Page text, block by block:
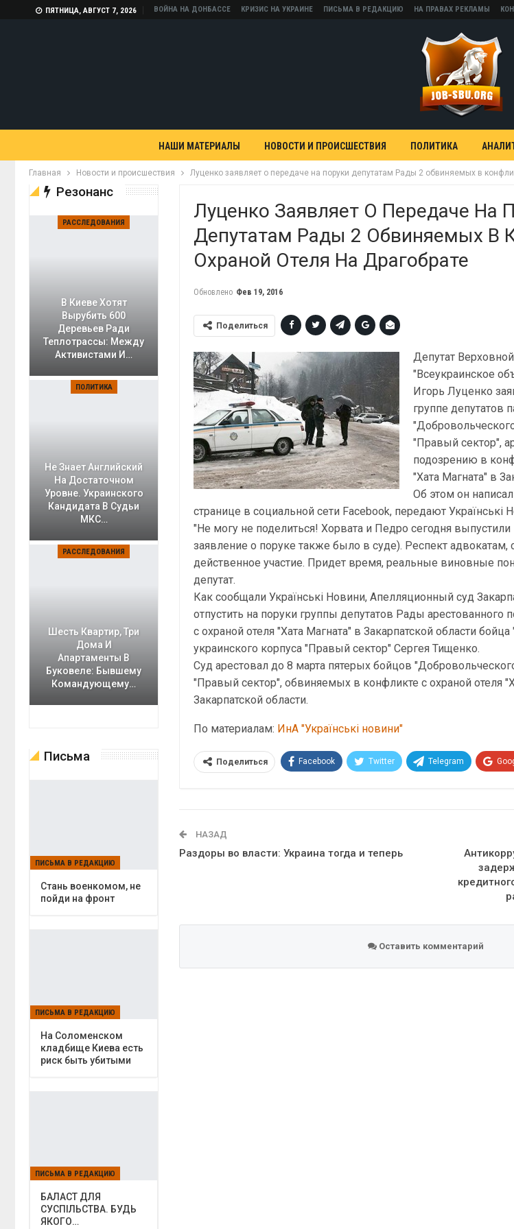
ПЯТНИЦА, АВГУСТ 7, 2026 ВОЙНА НА ДОНБАССЕ КРИЗИС НА УКРАИНЕ ПИСЬМА В РЕДАКЦИЮ НА ПРАВАХ РЕКЛАМЫ
НАШИ МАТЕРИАЛЫ НОВОСТИ И ПРОИСШЕСТВИЯ ПОЛИТИКА
Главная Новости и происшествия Луценко заявляет о передаче на поруки депутатам Рады 2 обвиняемых в
Луценко Заявляет О Передаче На
Депутатам Рады 2 Обвиняемых В
Охраной Отеля На Драгобрате
Обновлено Фев 19, 2016
Поделиться
Депутат
"Всеукраинское
Игорь Луценко
группе депутатов
"Правый сектор",
подозрению в
"Хата Магната" в
Об этом он
странице в социальной сети Facebook, передают Українські
"Не могу не поделиться! Хорвата и Педро сегодня
заявление о поруке также было в суде). Респект адвокатам,
действенное участие. Придет время, реальные виновные
депутат.
Как сообщали Українські Новини, Апелляционный суд
отпустить на поруки группы депутатов Рады арестованного
с охраной отеля "Хата Магната" в Закарпатской области
украинского корпуса "Правый сектор" Сергея Тищенко.
Суд арестовал до 8 марта пятерых бойцов
"Правый сектор", обвиняемых в конфликте с охраной отеля
Закарпатской области.
По материалам: ИнА "Українські новини"
Поделиться Facebook Twitter Telegram
НАЗАД
Раздоры во власти: Украина тогда и теперь
Оставить комментарий
Резонанс
РАССЛЕДОВАНИЯ
В Киеве Хотят
Вырубить 600
Деревьев Ради
Теплотрассы: Между
Активистами И…
ПОЛИТИКА
Не Знает Английский
На Достаточном
Уровне. Украинского
Кандидата В Судьи
МКС…
РАССЛЕДОВАНИЯ
Шесть Квартир, Три
Дома И
Апартаменты В
Буковеле: Бывшему
Командующему…
Письма
ПИСЬМА В РЕДАКЦИЮ
Cтань военкомом, не
пойди на фронт
ПИСЬМА В РЕДАКЦИЮ
На Соломенском
кладбище Киева есть
риск быть убитыми
ПИСЬМА В РЕДАКЦИЮ
БАЛАСТ ДЛЯ
СУСПІЛЬСТВА. БУДЬ
ЯКОГО…